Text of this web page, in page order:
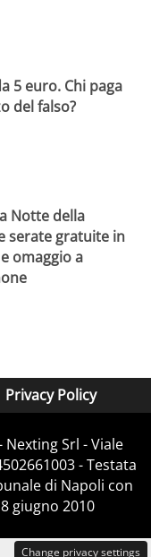
5 euro. Chi paga
del falso?
Notte della
serate gratuite in
omaggio a
Privacy Policy
Srl - Viale
- Testata
di Napoli con
giugno 2010
Change privacy settings